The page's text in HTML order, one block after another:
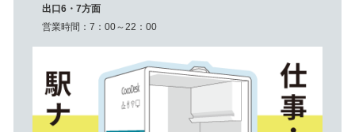
出口6・7方面
営業時間
7：00～22：00